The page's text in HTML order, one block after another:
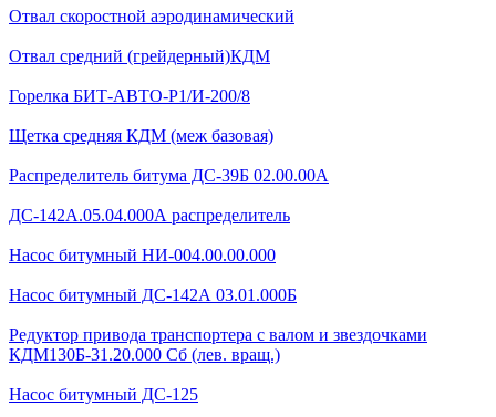
Отвал скоростной аэродинамический
Отвал средний (грейдерный)КДМ
Горелка БИТ-АВТО-Р1/И-200/8
Щетка средняя КДМ (меж базовая)
Распределитель битума ДС-39Б 02.00.00А
ДС-142А.05.04.000А распределитель
Насос битумный НИ-004.00.00.000
Насос битумный ДС-142А 03.01.000Б
Редуктор привода транспортера с валом и звездочками
КДМ130Б-31.20.000 Сб (лев. вращ.)
Насос битумный ДС-125